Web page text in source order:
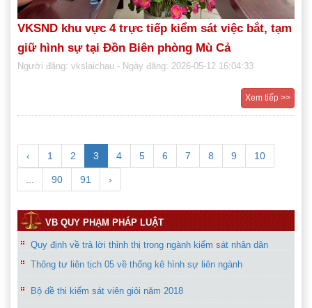
VKSND khu vực 4 trực tiếp kiểm sát việc bắt, tạm
giữ hình sự tại Đồn Biên phòng Mù Cả
Người đăng: vkslaichau - Ngày đăng: 2026-05-12 16:04:33
Xem tiếp >>
‹ 1 2 3 4 5 6 7 8 9 10
90 91 ›
VB QUY PHẠM PHÁP LUẬT
Thông tư liên tịch 05 về thống kê hình sự liên ngành
Bộ đề thi kiểm sát viên giỏi năm 2018
Thông tư liên tịch số 02/2018 quy định về: Trình tự,thủ tục,